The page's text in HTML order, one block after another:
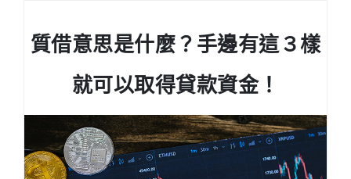
質借意思是什麼？手邊有這３樣
就可以取得貸款資金！